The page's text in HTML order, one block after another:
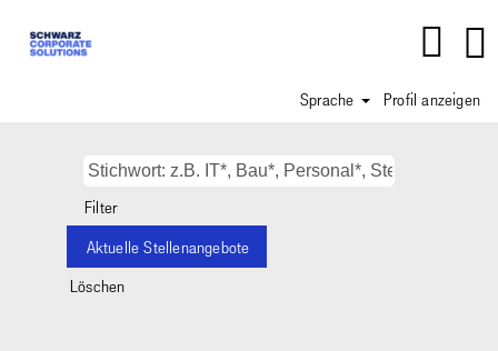
Sprache Profil anzeigen
Filter
Löschen